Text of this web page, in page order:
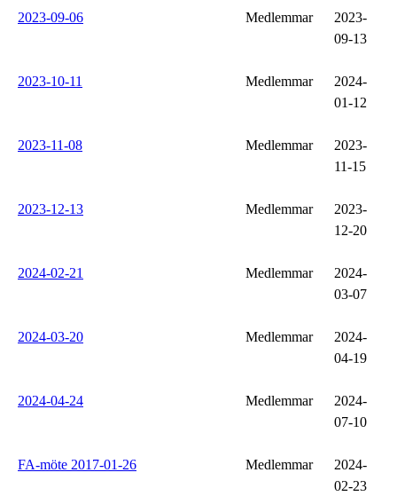
2023-09-06 Medlemmar
2023-
09-13
2023-10-11 Medlemmar
2024-
01-12
2023-11-08 Medlemmar
2023-
11-15
2023-12-13 Medlemmar
2023-
12-20
2024-02-21 Medlemmar
2024-
03-07
2024-03-20 Medlemmar
2024-
04-19
2024-04-24 Medlemmar
2024-
07-10
FA-möte 2017-01-26 Medlemmar
2024-
02-23